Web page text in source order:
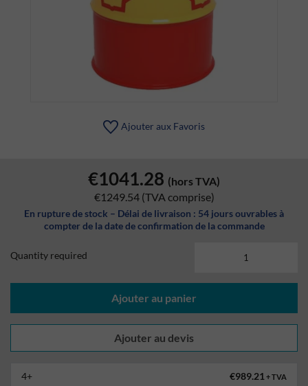
Ajouter aux Favoris
€1041.28 (hors TVA)
€1249.54 (TVA comprise)
En rupture de stock – Délai de livraison : 54 jours ouvrables à
compter de la date de confirmation de la commande
Quantity required
Ajouter au panier
4+ €989.21 + TVA